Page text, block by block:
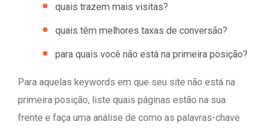
quais trazem mais visitas?
quais têm melhores taxas de conversão?
para quais você não está na primeira posição?
Para aquelas keywords em que seu site não está na
primeira posição, liste quais páginas estão na sua
frente e faça uma análise de como as palavras-chave